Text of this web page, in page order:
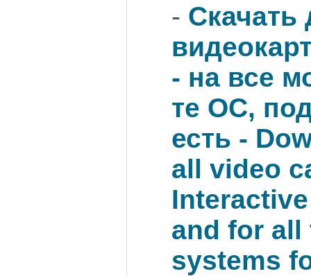
- Скачать
- на все
те ОС,
есть -
all video
and for all
systems